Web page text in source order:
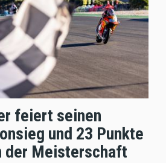
feiert seinen
und 23 Punkte
der Meisterschaft